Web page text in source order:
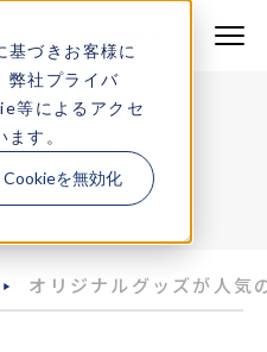
基づきお客様に
弊社 プライバ
等によるアクセ
す。
Cookieを無効化
オリジナルグッズが人気